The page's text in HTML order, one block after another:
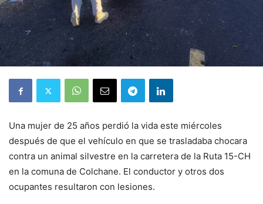
Una mujer de 25 años perdió la vida este miércoles
después de que el vehículo en que se trasladaba chocara
contra un animal silvestre en la carretera de la Ruta 15-CH
en la comuna de Colchane. El conductor y otros dos
ocupantes resultaron con lesiones.